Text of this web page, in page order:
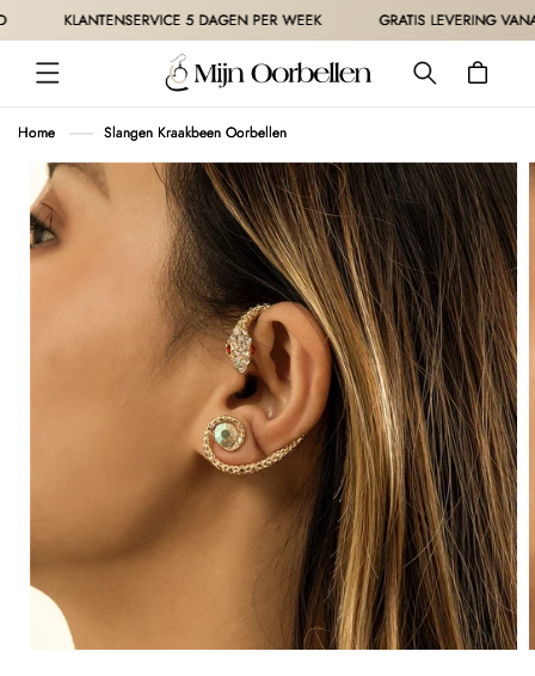
METEEN
NAAR DE
CONTENT
KLANTENSERVICE 5 DAGEN PER WEEK GRATIS LEVERING VANAF
Winkelwagen
Home Slangen Kraakbeen Oorbellen
DIRECT NAAR